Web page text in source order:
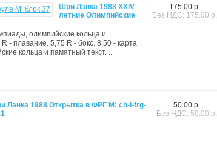
175.00 р.
Без НДС: 175.00 р.
Шри Ланка 1988 XXIV
летние Олимпийские
олимпийские кольца и
- плавание. 5,75 R - бокс. 8,50 - карта
кольца и памятный текст. ..
50.00 р.
Без НДС: 50.00 р.
Ланка 1988 Открытка в ФРГ М: ch-l-frg-